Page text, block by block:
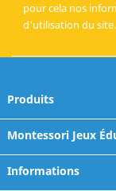
pour cela nos
d'utilisation du site.
Produits
Montessori Jeux
Informations